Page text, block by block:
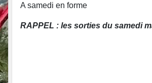
A samedi en forme
RAPPEL : les sorties du samedi